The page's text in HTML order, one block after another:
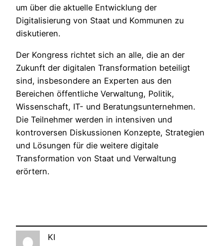
um über die aktuelle Entwicklung der
Digitalisierung von Staat und Kommunen zu
diskutieren.
Der Kongress richtet sich an alle, die an der
Zukunft der digitalen Transformation beteiligt
sind, insbesondere an Experten aus den
Bereichen öffentliche Verwaltung, Politik,
Wissenschaft, IT- und Beratungsunternehmen.
Die Teilnehmer werden in intensiven und
kontroversen Diskussionen Konzepte, Strategien
und Lösungen für die weitere digitale
Transformation von Staat und Verwaltung
erörtern.
KI